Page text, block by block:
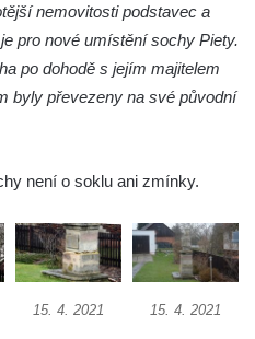
v parku
v parku Na
nemovitosti podstavec a
pro nové umístění sochy Piety.
po dohodě s jejím majitelem
byly převezeny na své původní
není o soklu ani zmínky.
15. 4. 2021 15. 4. 2021